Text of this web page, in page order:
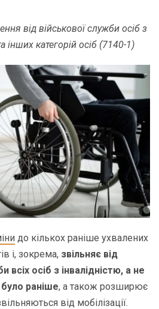
від військової служби осіб з
інших категорій осіб (7140-1)
до кількох раніше ухвалених
і, зокрема, звільняє від
всіх осіб з інвалідністю, а не
раніше, а також розширює
від мобілізації.